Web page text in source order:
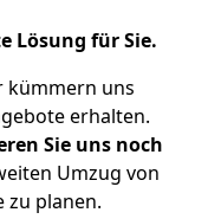
Lösung für Sie.
kümmern uns
erhalten.
Sie uns noch
Umzug von
zu planen.